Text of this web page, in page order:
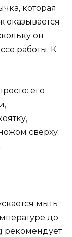
которая
оказывается
он
работы. К
его
сверху
мыть
до
рекомендует